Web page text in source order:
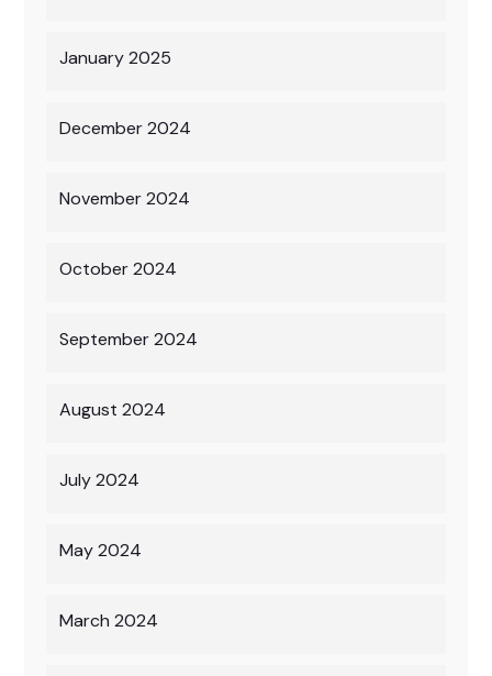
January 2025
December 2024
November 2024
October 2024
September 2024
August 2024
July 2024
May 2024
March 2024